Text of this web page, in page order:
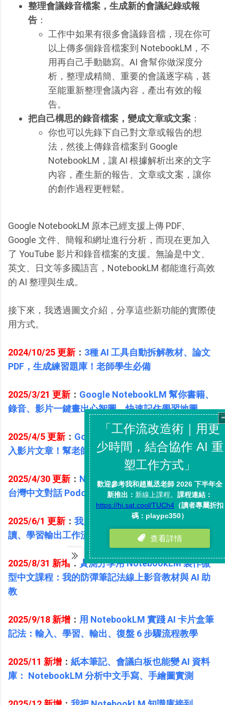
整理會議錄音檔案，生成新的會議紀錄或報
告 ：
工作中如果有很多會議錄音檔，現在你可
以上傳多個錄音檔案到 NotebookLM，不
用再自己手動聽寫。AI 會幫你做深度分
析，整理成精簡、重要的會議逐字稿，甚
至能重新整理會議內容，產出有效的報
告。
把自己構思的錄音檔案，變成文章或文案 ：
你也可以先錄下自己對文章或報告的想
法，然後上傳錄音檔案到 Google
NotebookLM，讓 AI 根據解析出來的文字
內容，產生新的報告、文章或文案，讓你
的創作過程更輕鬆。
Google NotebookLM 原本已經支援上傳 PDF、
Google 文件、簡報和網址進行分析，而現在更加入
了 YouTube 影片和錄音檔案的支援。無論是中文、
英文、日文等多國語言，NotebookLM 都能進行高效
的 AI 整理與生成。
接下來，我透過圖文介紹，分享這些新功能的實際使
用方式。
2024/10/25 更新 ： 3種 AI 工具自動拆解教材、論文
PDF，生成練習題庫！老師學生必備
2025/3/21 更新 ： Google NotebookLM 幫你書籍、
錄音、影片一鍵畫出心智圖，快速記住學習地圖
2025/4/5 更新 ： Google NotebookLM 自動搜尋匯
入影片文章！幫老師、學生無痛建立研究資料庫
2025/4/30 更新 ： NotebookLM 語音摘要支援生成
台灣中文對話 Podcast！口音節奏都很逼真
2025/6/1 更新 ： 我用 NotebookLM 搭建 AI 稍後閱
讀、學習輸出工作流，操作教學與延伸應用
2025/8/31 新增 ： 實測分享用 NotebookLM 製作微
型中文課程：我的防彈筆記法線上影音教材與 AI 助
教
2025/9/18 新增 ： 用 NotebookLM 實踐 AI 卡片盒筆
記法：輸入、學習、輸出、復盤 6 步驟流程教學
2025/11 新增 ： 紙本筆記、會議白板也能變 AI 資料
庫： NotebookLM 分析中文手寫、手繪圖實測